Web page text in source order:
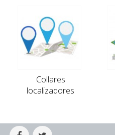
Collares
localizadores